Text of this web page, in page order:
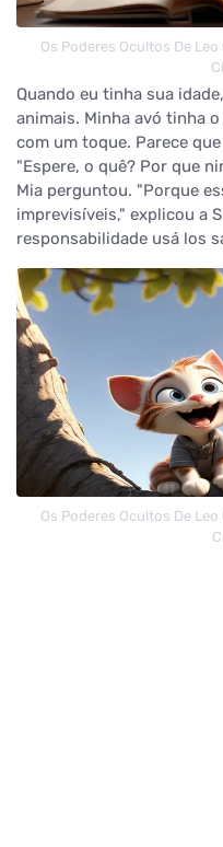
Os Poderes Ocultos De
Quando eu tinha sua
animais. Minha avó tinha
com um toque. Parece
"Espere, o quê? Por que
Mia perguntou. "Porque
imprevisíveis," explicou a
responsabilidade usá los
Os Poderes Ocultos De